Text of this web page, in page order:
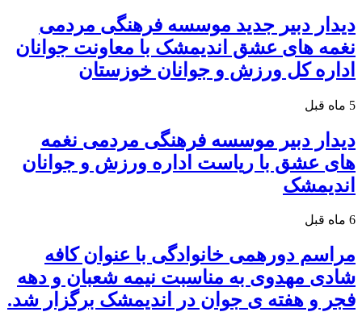
دیدار دبیر جدید موسسه فرهنگی مردمی
نغمه های عشق اندیمشک با معاونت جوانان
اداره کل ورزش و جوانان خوزستان
5 ماه قبل
دیدار دبیر موسسه فرهنگی مردمی نغمه
های عشق با ریاست اداره ورزش و جوانان
اندیمشک
6 ماه قبل
مراسم دورهمی خانوادگی با عنوان کافه
شادی مهدوی به مناسبت نیمه شعبان و دهه
فجر و هفته ی جوان در اندیمشک برگزار شد.